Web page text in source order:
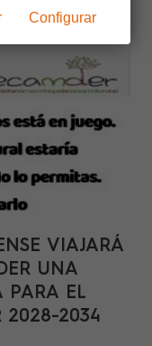
VIAJARÁ
UNA
PARA EL
2028-2034
Configurar